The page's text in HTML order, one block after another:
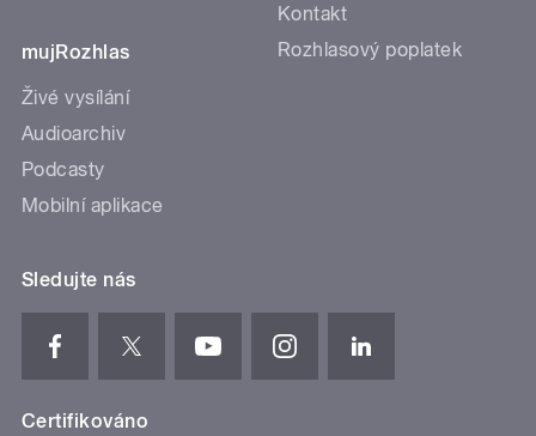
mujRozhlas
Živé vysílání
Audioarchiv
Podcasty
Mobilní aplikace
Kontakt
Rozhlasový poplatek
Sledujte nás
Certifikováno